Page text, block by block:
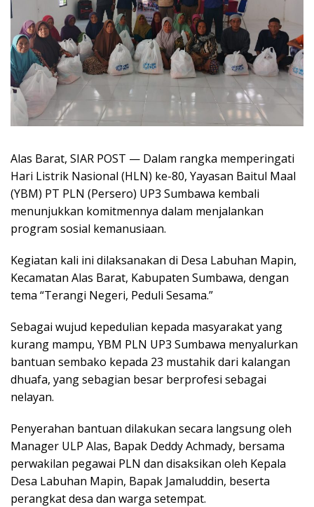
Alas Barat, SIAR POST — Dalam rangka memperingati
Hari Listrik Nasional (HLN) ke-80, Yayasan Baitul Maal
(YBM) PT PLN (Persero) UP3 Sumbawa kembali
menunjukkan komitmennya dalam menjalankan
program sosial kemanusiaan.
Kegiatan kali ini dilaksanakan di Desa Labuhan Mapin,
Kecamatan Alas Barat, Kabupaten Sumbawa, dengan
tema “Terangi Negeri, Peduli Sesama.”
Sebagai wujud kepedulian kepada masyarakat yang
kurang mampu, YBM PLN UP3 Sumbawa menyalurkan
bantuan sembako kepada 23 mustahik dari kalangan
dhuafa, yang sebagian besar berprofesi sebagai
nelayan.
Penyerahan bantuan dilakukan secara langsung oleh
Manager ULP Alas, Bapak Deddy Achmady, bersama
perwakilan pegawai PLN dan disaksikan oleh Kepala
Desa Labuhan Mapin, Bapak Jamaluddin, beserta
perangkat desa dan warga setempat.